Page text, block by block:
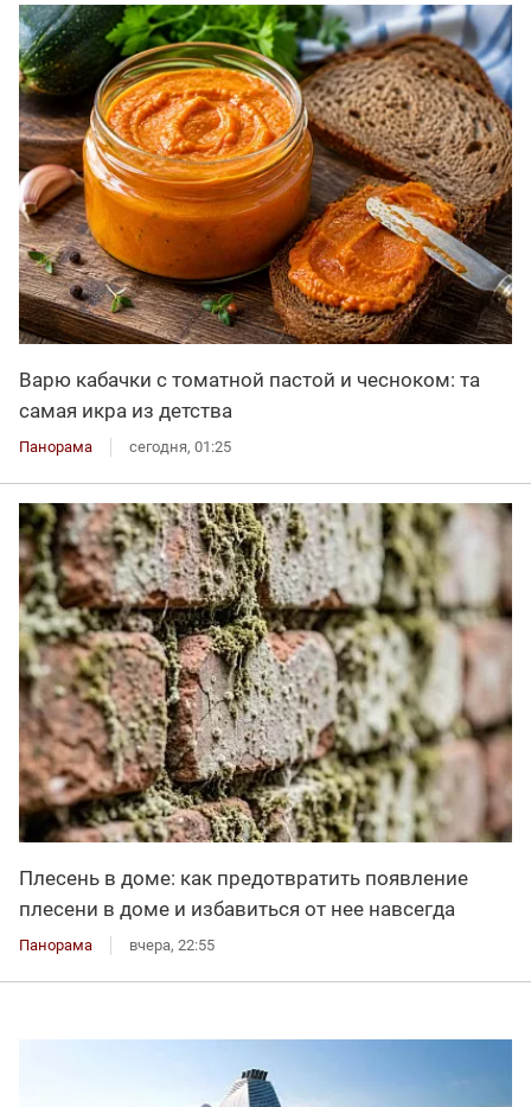
Варю кабачки с томатной пастой и чесноком: та
самая икра из детства
Панорама сегодня, 01:25
Плесень в доме: как предотвратить появление
плесени в доме и избавиться от нее навсегда
Панорама вчера, 22:55